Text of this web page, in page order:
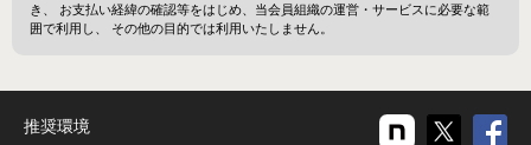
き、 お支払い経緯の確認等をはじめ、当会員組織の運営・サービスに必要な範
囲で利用し、 その他の目的では利用いたしません。
推奨環境